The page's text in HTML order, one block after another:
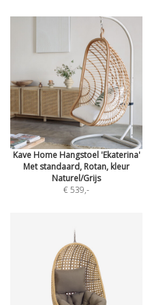
Kave Home Hangstoel 'Ekaterina'
Met standaard, Rotan, kleur
Naturel/Grijs
€ 539,-